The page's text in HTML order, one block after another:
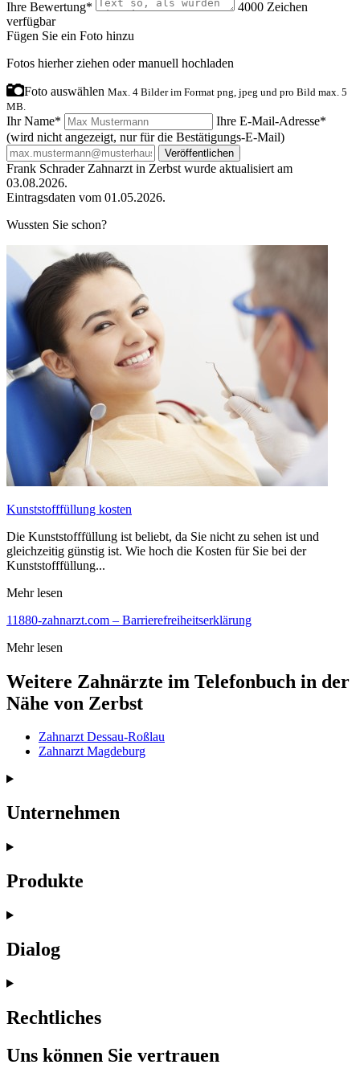
Ihre Bewertung* 4000 Zeichen
verfügbar
Fügen Sie ein Foto hinzu
Fotos hierher ziehen odermanuell hochladen
Foto auswählen Max. 4 Bilder im Format png, jpeg und pro Bild max. 5
MB.
Ihr Name*
Ihre E-Mail-Adresse*
(wird nicht angezeigt, nur für die Bestätigungs-E-Mail)
Veröffentlichen
Frank Schrader Zahnarzt in Zerbst wurde aktualisiert am
03.08.2026.
Eintragsdaten vom 01.05.2026.
Wussten Sie schon?
Kunststofffüllung kosten
Die Kunststofffüllung ist beliebt, da Sie nicht zu sehen ist und
gleichzeitig günstig ist. Wie hoch die Kosten für Sie bei der
Kunststofffüllung...
Mehr lesen
11880-zahnarzt.com – Barrierefreiheitserklärung
Mehr lesen
Weitere Zahnärzte im Telefonbuch in der
Nähe von Zerbst
Zahnarzt Dessau-Roßlau
Zahnarzt Magdeburg
Unternehmen
Produkte
Dialog
Rechtliches
Uns können Sie vertrauen